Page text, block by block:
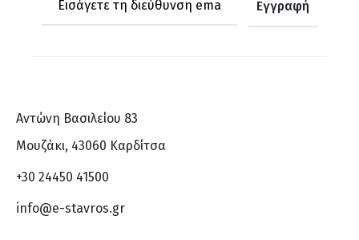
Αντώνη Βασιλείου 83
Μουζάκι, 43060 Καρδίτσα
+30 24450 41500
info@e-stavros.gr